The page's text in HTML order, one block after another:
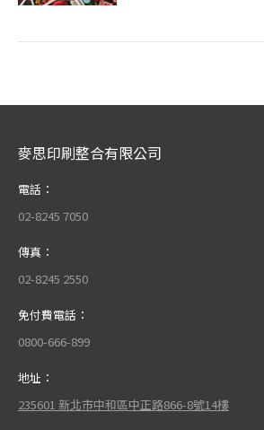
麥思印刷整合有限公司
電話：
02-8245 7050
傳真：
02-8245 2550
免付費電話：
0800-666-899
地址：
235601 新北市中和區中正路866-8號14樓